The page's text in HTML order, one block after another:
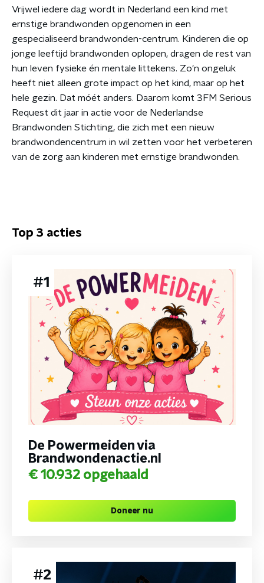
Vrijwel iedere dag wordt in Nederland een kind met
ernstige brandwonden opgenomen in een
gespecialiseerd brandwonden-centrum. Kinderen die op
jonge leeftijd brandwonden oplopen, dragen de rest van
hun leven fysieke én mentale littekens. Zo'n ongeluk
heeft niet alleen grote impact op het kind, maar op het
hele gezin. Dat móét anders. Daarom komt 3FM Serious
Request dit jaar in actie voor de Nederlandse
Brandwonden Stichting, die zich met een nieuw
brandwondencentrum in wil zetten voor het verbeteren
van de zorg aan kinderen met ernstige brandwonden.
Top 3 acties
#1
De Powermeiden via
Brandwondenactie.nl
€ 10.932 opgehaald
Doneer nu
#2